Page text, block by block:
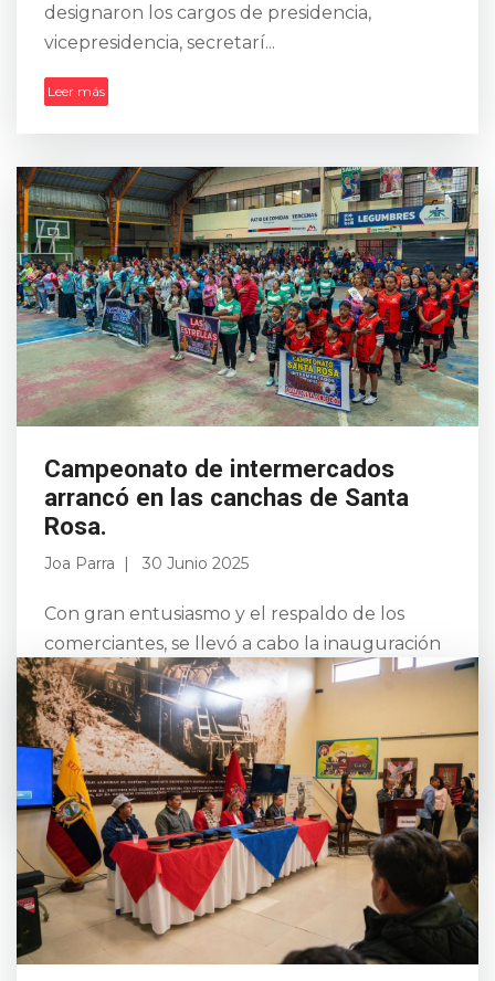
designaron los cargos de presidencia,
vicepresidencia, secretarí...
Leer más
Campeonato de intermercados
arrancó en las canchas de Santa
Rosa.
Joa Parra 30 Junio 2025
Con gran entusiasmo y el respaldo de los
comerciantes, se llevó a cabo la inauguración
del Campeonato Intermercados 2025, un
evento deportivo que reúne a
representantes de distintos m...
Leer más